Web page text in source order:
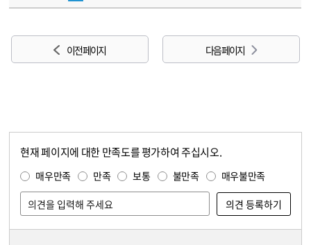
이전 페이지 다음 페이지
현재 페이지에 대한 만족도를 평가하여 주십시오.
매우만족 만족 보통 불만족 매우불만족